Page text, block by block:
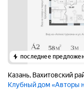
последнее
Казань, Вахитовский
Клубный дом «Авторы